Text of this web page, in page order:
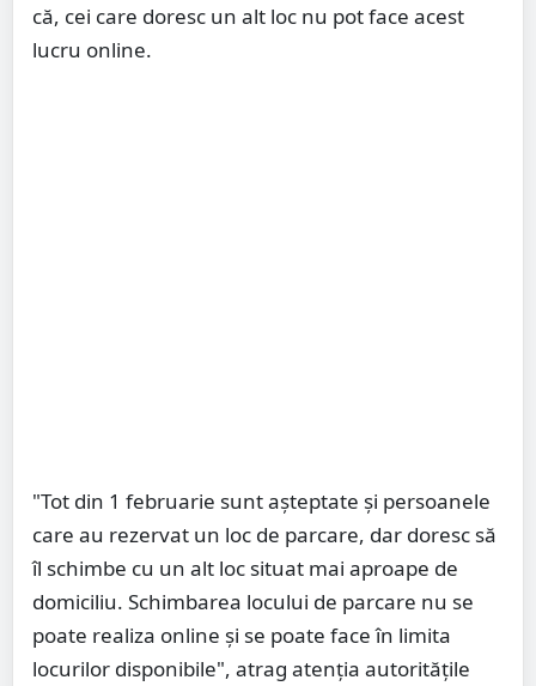
că, cei care doresc un alt loc nu pot face acest
lucru online.
"Tot din 1 februarie sunt așteptate și persoanele
care au rezervat un loc de parcare, dar doresc să
îl schimbe cu un alt loc situat mai aproape de
domiciliu. Schimbarea locului de parcare nu se
poate realiza online și se poate face în limita
locurilor disponibile", atrag atenția autoritățile